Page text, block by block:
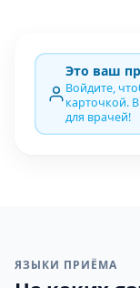
Это ваш
Войдите,
карточкой.
для врачей!
ЯЗЫКИ ПРИЁМА